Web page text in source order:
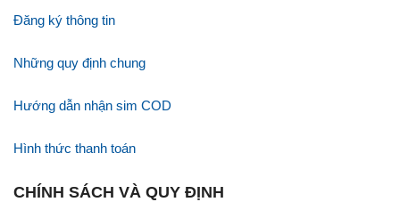
Đăng ký thông tin
Những quy định chung
Hướng dẫn nhận sim COD
Hình thức thanh toán
CHÍNH SÁCH VÀ QUY ĐỊNH